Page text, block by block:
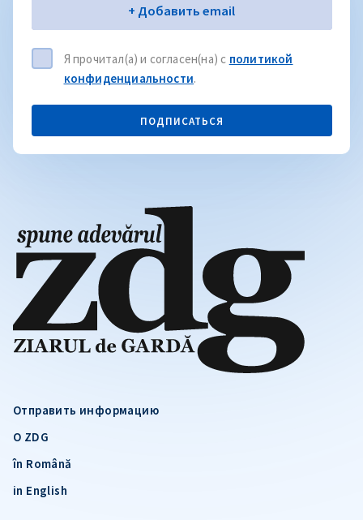
Отправить информацию
О ZDG
în Română
in English
Электронная почта+ Добавить email
Я прочитал(а) и согласен(на) с политикой
конфиденциальности.
ПОДПИСАТЬСЯ